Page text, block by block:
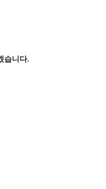
습니다.